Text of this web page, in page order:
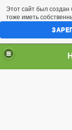
Этот сайт был создан
тоже иметь